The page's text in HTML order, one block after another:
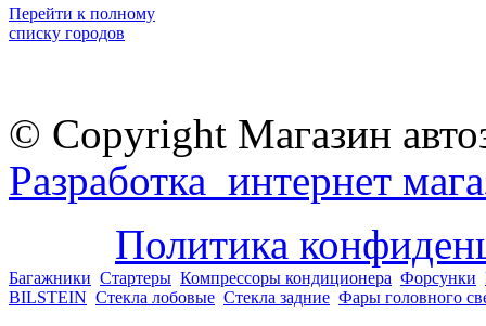
Перейти к полному
списку городов
© Copyright Магазин
Разработка интернет
Политика
Багажники Стартеры Компрессоры кондиционера Форсунки
BILSTEIN Стекла лобовые Стекла задние Фары головного